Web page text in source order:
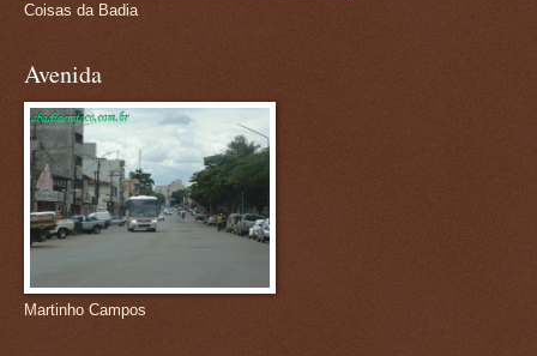
Coisas da Badia
Avenida
Martinho Campos